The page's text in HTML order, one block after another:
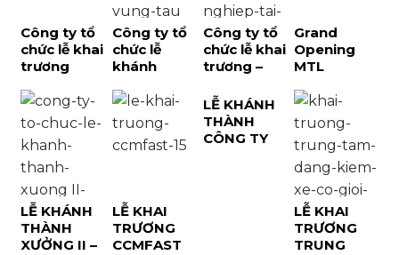
Công ty tổ
chức lễ khai
trương
thành tại
Long An
Công ty tổ
chức lễ
khánh
khai trương
tại Vũng
Palamun
Công ty tổ
chức lễ khai
trương –
thành tại
Tây Ninh
Grand
Opening
MTL
& Pub
LỄ KHÁNH
THÀNH
XƯỞNG II –
LỄ KHAI
TRƯƠNG
CCMFAST
LỄ KHÁNH
THÀNH
CÔNG TY
LỄ KHAI
TRƯƠNG
TRUNG